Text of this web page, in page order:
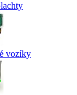
vozíky